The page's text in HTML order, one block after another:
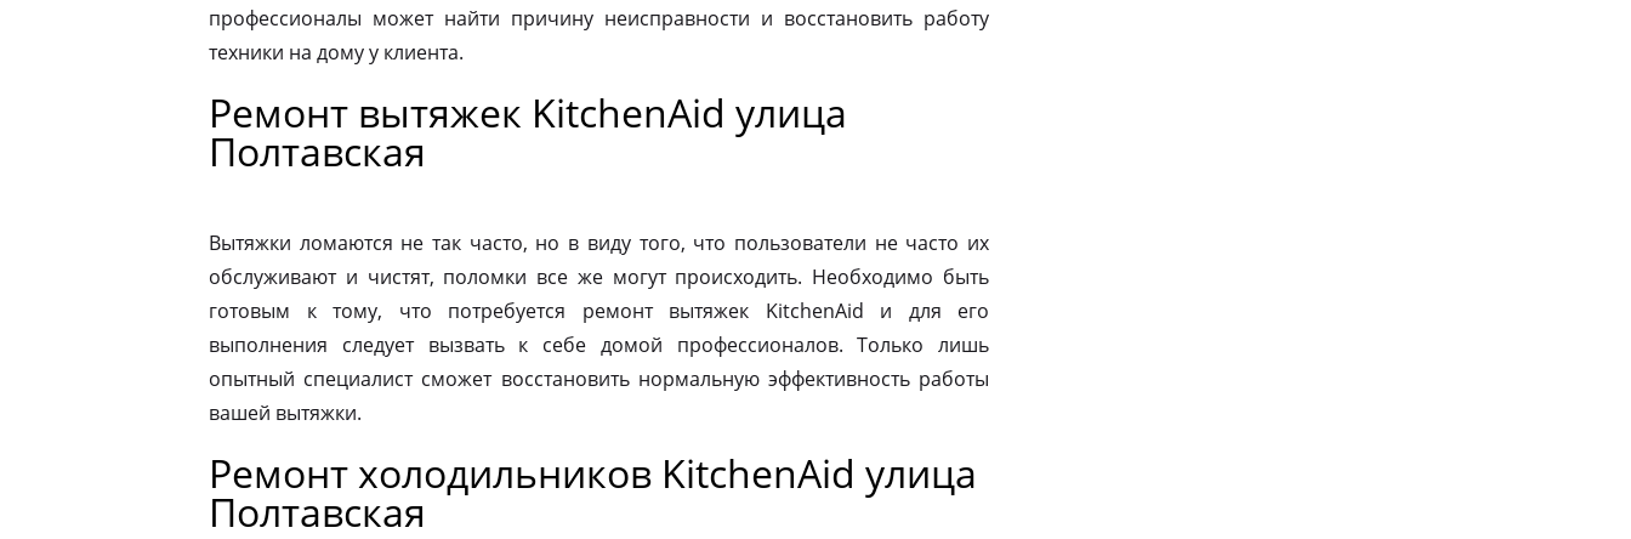
профессионалы может найти причину неисправности и восстановить работу
техники на дому у клиента.
Ремонт вытяжек KitchenAid улица
Полтавская
Вытяжки ломаются не так часто, но в виду того, что пользователи не часто их
обслуживают и чистят, поломки все же могут происходить. Необходимо быть
готовым к тому, что потребуется ремонт вытяжек KitchenAid и для его
выполнения следует вызвать к себе домой профессионалов. Только лишь
опытный специалист сможет восстановить нормальную эффективность работы
вашей вытяжки.
Ремонт холодильников KitchenAid улица
Полтавская